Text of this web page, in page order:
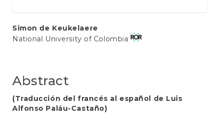
Main
Article
Simon de Keukelaere
National University of Colombia
Abstract
(Traducción del francés al español de Luis
Alfonso Paláu-Castaño)